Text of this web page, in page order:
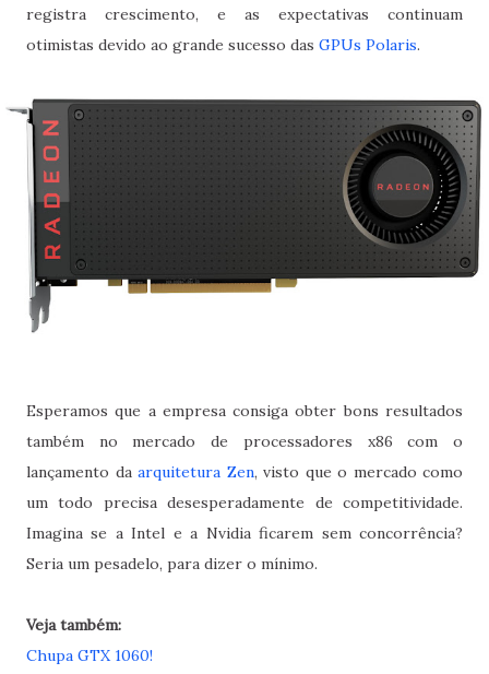
registra crescimento, e as expectativas continuam
otimistas devido ao grande sucesso das GPUs Polaris.
Esperamos que a empresa consiga obter bons resultados
também no mercado de processadores x86 com o
lançamento da arquitetura Zen, visto que o mercado como
um todo precisa desesperadamente de competitividade.
Imagina se a Intel e a Nvidia ficarem sem concorrência?
Seria um pesadelo, para dizer o mínimo.
Veja também:
Chupa GTX 1060!